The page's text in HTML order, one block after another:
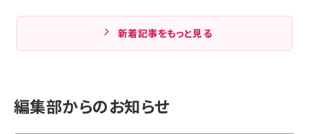
新着記事をもっと見る
編集部からのお知らせ